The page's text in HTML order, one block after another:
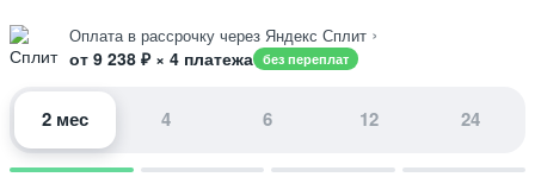
Оплата в рассрочку через Яндекс Сплит ›
от 9 238 ₽ × 4 платежа без переплат
2 мес 4 6 12 24